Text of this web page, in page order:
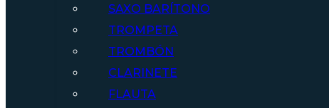
SAXO BARÍTONO
TROMPETA
TROMBÓN
CLARINETE
FLAUTA